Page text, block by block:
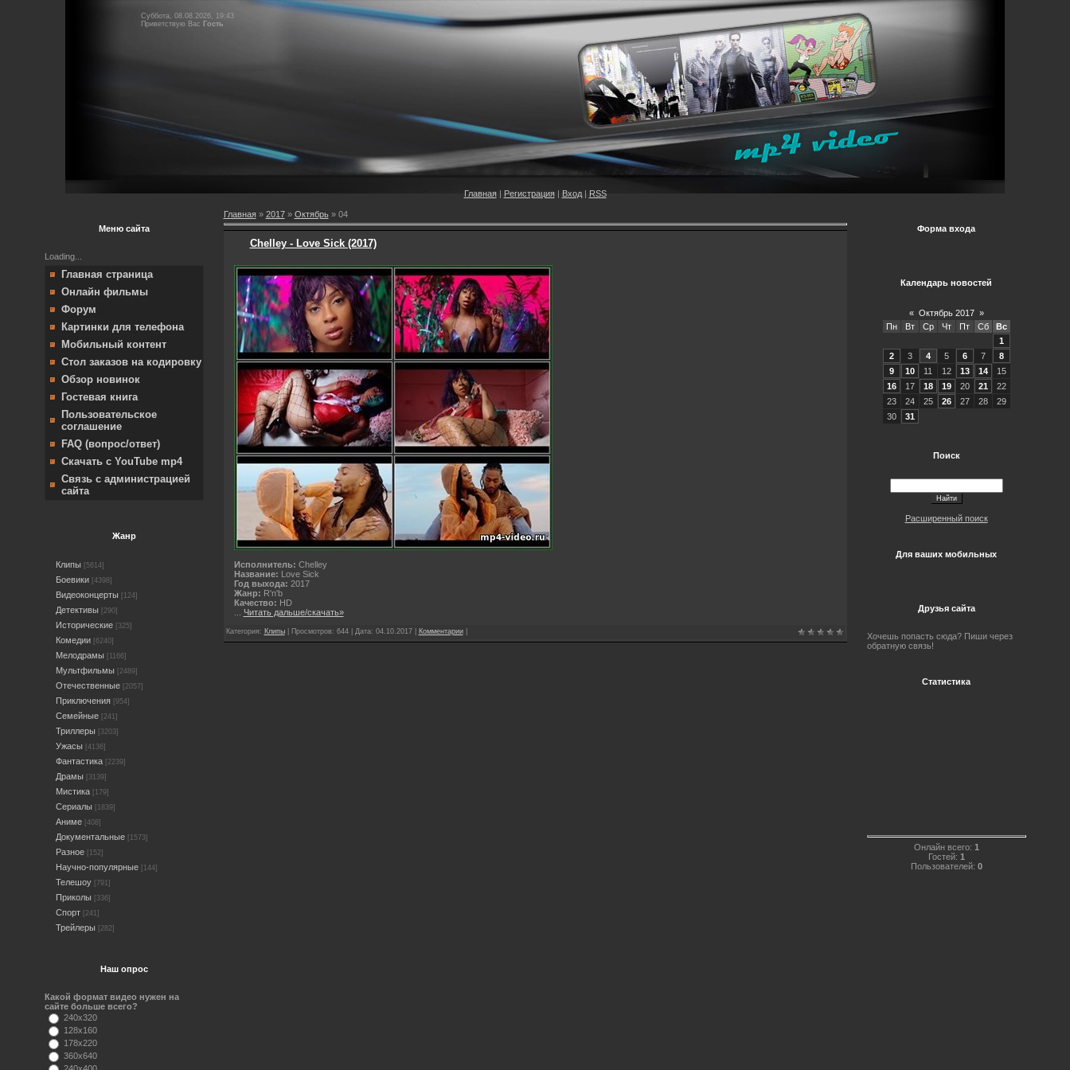
Суббота, 08.08.2026, 19:43
Приветствую Вас Гость
Главная| Регистрация| Вход| RSS
Меню сайта
Loading...
Главная страница
Онлайн фильмы
Форум
Картинки для телефона
Мобильный контент
Стол заказов на кодировку
Обзор новинок
Гостевая книга
Пользовательское
соглашение
FAQ (вопрос/ответ)
Скачать с YouTube mp4
Связь с администрацией
сайта
Жанр
Клипы [5614]
Боевики [4398]
Видеоконцерты [124]
Детективы [290]
Исторические [325]
Комедии [6240]
Мелодрамы [1166]
Мультфильмы [2489]
Отечественные [2057]
Приключения [954]
Семейные [241]
Триллеры [3203]
Ужасы [4136]
Фантастика [2239]
Драмы [3139]
Мистика [179]
Сериалы [1839]
Аниме [408]
Документальные [1573]
Разное [152]
Научно-популярные [144]
Телешоу [791]
Приколы [336]
Спорт [241]
Трейлеры [282]
Наш опрос
Какой формат видео нужен на
сайте больше всего?
240x320
128x160
178x220
360x640
Главная» 2017 » Октябрь » 04
Chelley - Love Sick (2017)
Исполнитель: Chelley
Название: Love Sick
Год выхода: 2017
Жанр: R'n'b
Качество: HD
Читать дальше/скачать»
Категория: Клипы| Просмотров: 644 | Дата: 04.10.2017| Комментарии|
Форма входа
Календарь новостей
« Октябрь 2017 »
Пн
Вт Ср Чт Пт Сб
Вс
1
2
3 4 5 6 7
8
9
10 11 12 13 14
15
16
17 18 19 20 21
22
23
24 25 26 27 28
29
30
31
Поиск
Расширенный поиск
Для ваших мобильных
Друзья сайта
Хочешь попасть сюда? Пиши через
обратную связь!
Статистика
Онлайн всего: 1
Гостей: 1
Пользователей: 0